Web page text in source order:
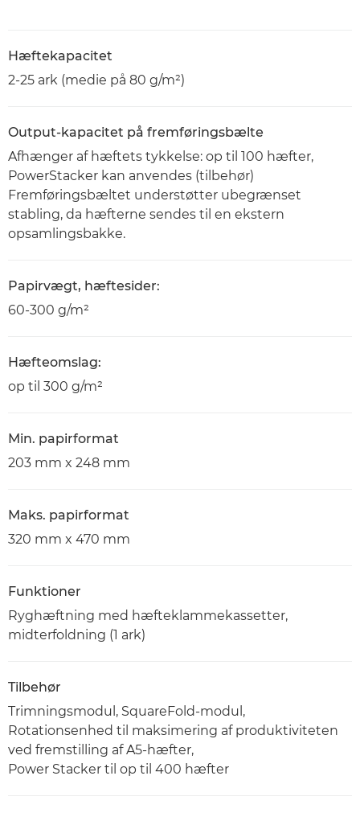
Hæftekapacitet
2-25 ark (medie på 80 g/m²)
Output-kapacitet på fremføringsbælte
Afhænger af hæftets tykkelse: op til 100 hæfter,
PowerStacker kan anvendes (tilbehør)
Fremføringsbæltet understøtter ubegrænset
stabling, da hæfterne sendes til en ekstern
opsamlingsbakke.
Papirvægt, hæftesider:
60-300 g/m²
Hæfteomslag:
op til 300 g/m²
Min. papirformat
203 mm x 248 mm
Maks. papirformat
320 mm x 470 mm
Funktioner
Ryghæftning med hæfteklammekassetter,
midterfoldning (1 ark)
Tilbehør
Trimningsmodul, SquareFold-modul,
Rotationsenhed til maksimering af produktiviteten
ved fremstilling af A5-hæfter,
Power Stacker til op til 400 hæfter